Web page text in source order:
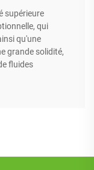
supérieure
qui
qu'une
grande solidité,
fluides